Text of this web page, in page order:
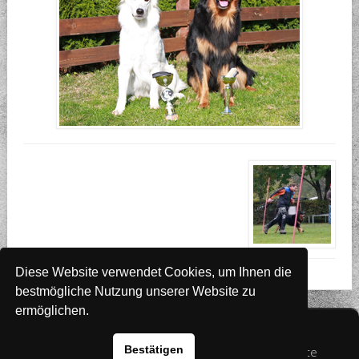
© 2026 Australian Shepherd - Hovawart - Zuchtstätte
Diese Website verwendet Cookies, um Ihnen die
bestmögliche Nutzung unserer Website zu
ermöglichen.
Bestätigen